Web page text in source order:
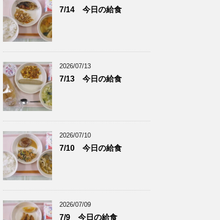
7/14 今日の給食
2026/07/13
7/13 今日の給食
2026/07/10
7/10 今日の給食
2026/07/09
7/9 今日の給食